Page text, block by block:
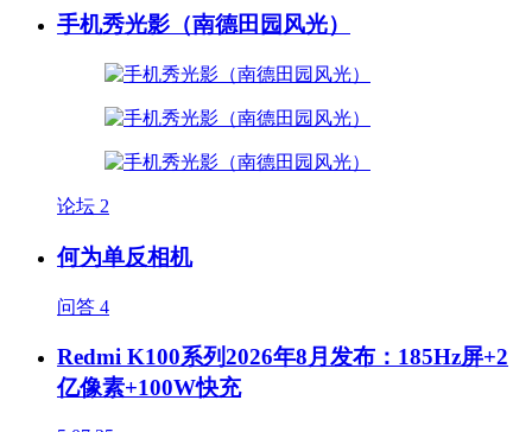
手机秀光影（南德田园风光）
论坛 2
何为单反相机
问答 4
Redmi K100系列2026年8月发布：185Hz屏+2
亿像素+100W快充